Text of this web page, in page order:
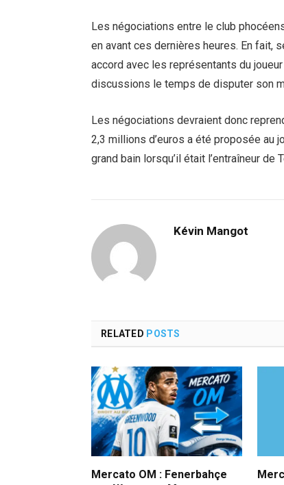
Les négociations entre le club
en avant ces dernières heures. En fait,
accord avec les représentants du
discussions le temps de disputer son
Les négociations devraient donc
2,3 millions d’euros a été proposée au
grand bain lorsqu’il était l’entraîneur de
Kévin Mangot
RELATED POSTS
Mercato OM : Fenerbahçe